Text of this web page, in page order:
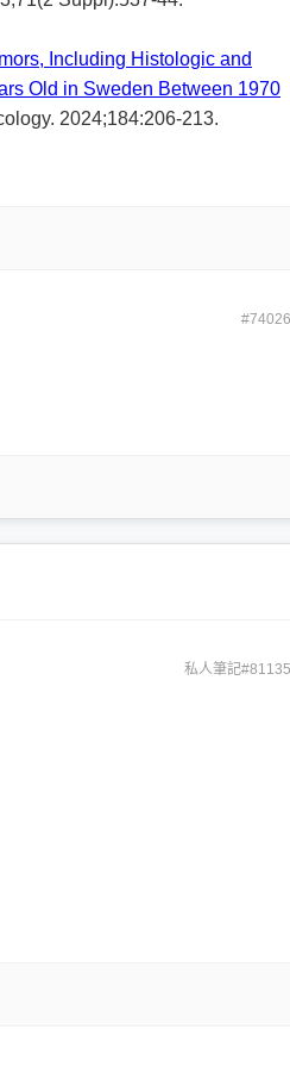
Including Histologic and
Old in Sweden Between 1970
2024;184:206-213.
私人筆記